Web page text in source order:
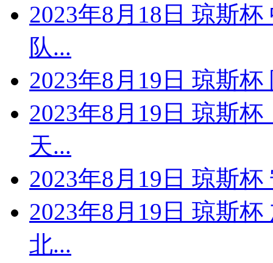
2023年8月18日 琼斯
队...
2023年8月19日 琼斯
2023年8月19日 琼斯
天...
2023年8月19日 琼斯
2023年8月19日 琼斯
北...